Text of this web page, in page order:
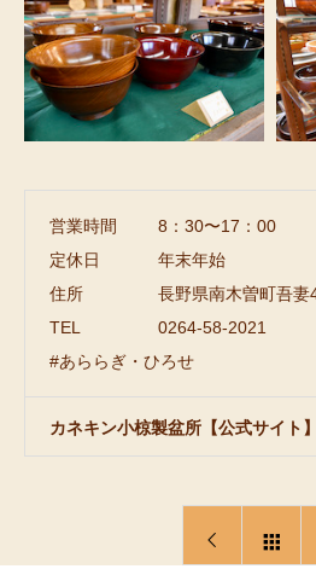
営業時間
8：30〜17：00
定休日
年末年始
住所
長野県南木曽町吾妻
TEL
0264-58-2021
#あららぎ・ひろせ
カネキン小椋製盆所【公式サイト】